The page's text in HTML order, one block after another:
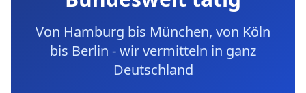
Von Hamburg bis München, von Köln
bis Berlin - wir vermitteln in ganz
Deutschland